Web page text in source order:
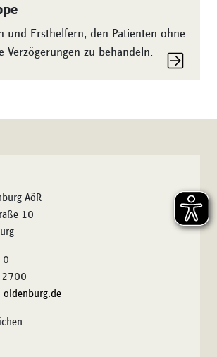
und Ersthelfern, den Patienten ohne
Verzögerungen zu behandeln.
AöR
10
0
2700